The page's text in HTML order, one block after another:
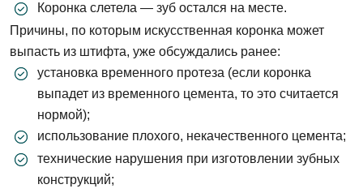
Коронка слетела — зуб остался на месте.
Причины, по которым искусственная коронка может
выпасть из штифта, уже обсуждались ранее:
установка временного протеза (если коронка
выпадет из временного цемента, то это считается
нормой);
использование плохого, некачественного цемента;
технические нарушения при изготовлении зубных
конструкций;